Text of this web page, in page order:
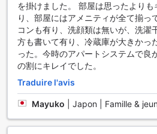
を掛けました。 部屋は思ったより
り、部屋にはアメニティが全て揃っ
コンも有り、洗顔類は無いが、洗濯
方も書いて有り、冷蔵庫が大きかっ
った。今時のアパートシステムで良
の割にキレイでした。
Traduire l'avis
Mayuko Japon | Famille &